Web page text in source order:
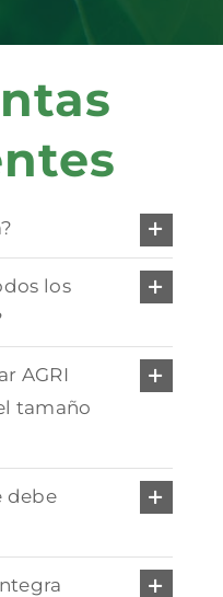
los
AGRI
tamaño
debe